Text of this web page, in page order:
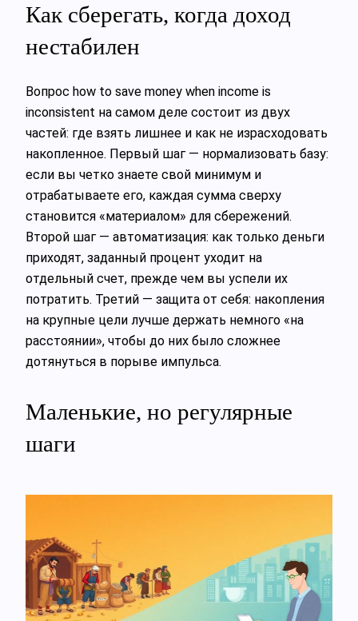
Как сберегать, когда доход
нестабилен
Вопрос how to save money when income is
inconsistent на самом деле состоит из двух
частей: где взять лишнее и как не израсходовать
накопленное. Первый шаг — нормализовать базу:
если вы четко знаете свой минимум и
отрабатываете его, каждая сумма сверху
становится «материалом» для сбережений.
Второй шаг — автоматизация: как только деньги
приходят, заданный процент уходит на
отдельный счет, прежде чем вы успели их
потратить. Третий — защита от себя: накопления
на крупные цели лучше держать немного «на
расстоянии», чтобы до них было сложнее
дотянуться в порыве импульса.
Маленькие, но регулярные
шаги